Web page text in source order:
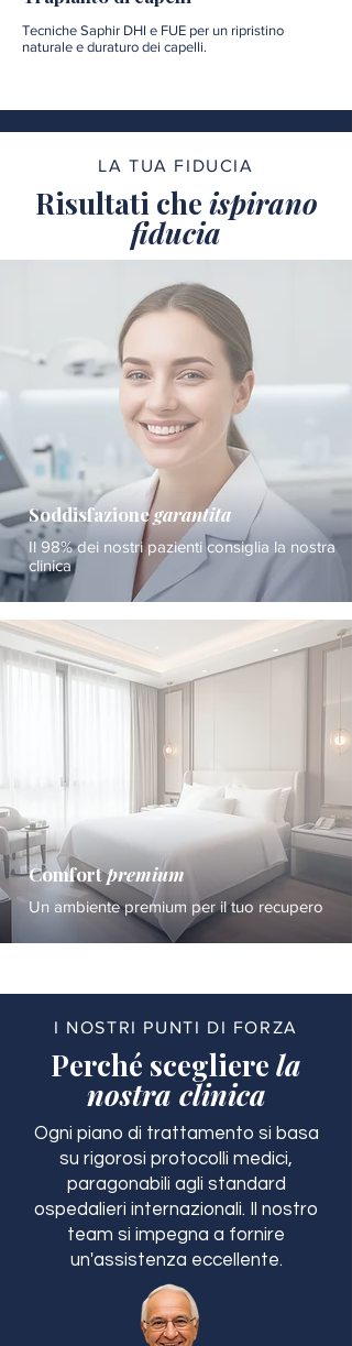
Tecniche Saphir DHI e FUE per un ripristino
naturale e duraturo dei capelli.
LA TUA FIDUCIA
Risultati che ispirano
fiducia
Soddisfazionegarantita
Il 98% dei nostri pazienti consiglia la nostra
clinica
Comfortpremium
Un ambiente premium per il tuo recupero
I NOSTRI PUNTI DI FORZA
Perché scegliere la
nostra clinica
Ogni piano di trattamento si basa
su rigorosi protocolli medici,
paragonabili agli standard
ospedalieri internazionali. Il nostro
team si impegna a fornire
un'assistenza eccellente.